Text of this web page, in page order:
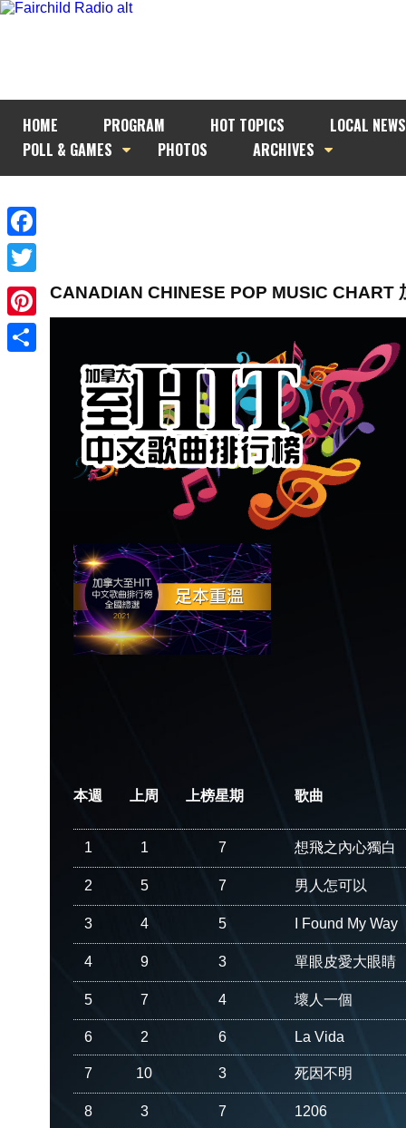
HOME PROGRAM HOT TOPICS
LOCAL NEWS
POLL & GAMES
PHOTOS ARCHIVES
Facebook
Twitter
Pinterest
CANADIAN CHINESE POP MUSIC CHART
本週 上周 上榜星期 歌曲
1 1 7 想飛之內心獨白
2 5 7 男人怎可以
3 4 5 I Found My Way
4 9 3 單眼皮愛大眼睛
5 7 4 壞人一個
6 2 6 La Vida
7 10 3 死因不明
8 3 7 1206